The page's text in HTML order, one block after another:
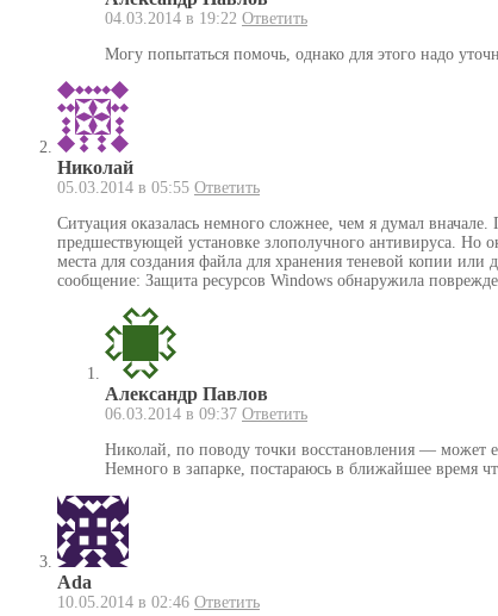
04.03.2014 в 19:22 Ответить
Могу попытаться помочь, однако для этого надо
Николай
05.03.2014 в 05:55 Ответить
Ситуация оказалась немного сложнее, чем я думал
предшествующей установке злополучного антивируса. Но
места для создания файла для хранения теневой копии
сообщение: Защита ресурсов Windows обнаружила
Александр Павлов
06.03.2014 в 09:37 Ответить
Николай, по поводу точки восстановления — может
Немного в запарке, постараюсь в ближайшее время
Ada
10.05.2014 в 02:46 Ответить